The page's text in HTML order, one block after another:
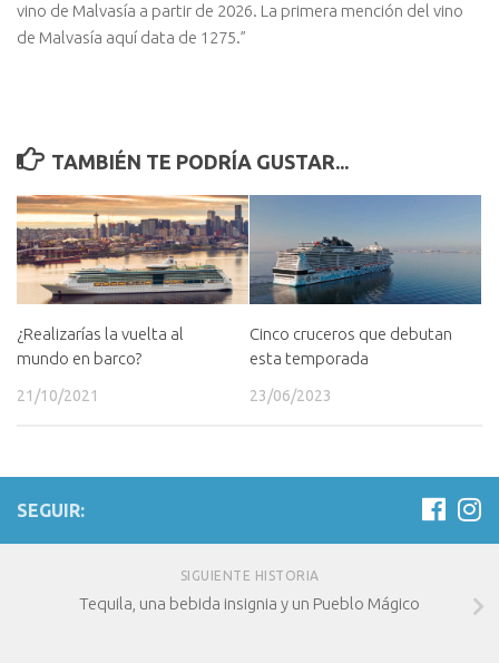
vino de Malvasía a partir de 2026. La primera mención del vino
de Malvasía aquí data de 1275.”
TAMBIÉN TE PODRÍA GUSTAR...
¿Realizarías la vuelta al
mundo en barco?
21/10/2021
Cinco cruceros que debutan
esta temporada
23/06/2023
SEGUIR:
SIGUIENTE HISTORIA
Tequila, una bebida insignia y un Pueblo Mágico